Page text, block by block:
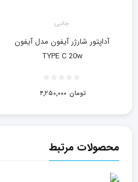
جانبی
آداپتور شارژر آیفون مدل آیفون
TYPE C 20w
۴,۲۵۰,۰۰۰ تومان
محصولات مرتبط